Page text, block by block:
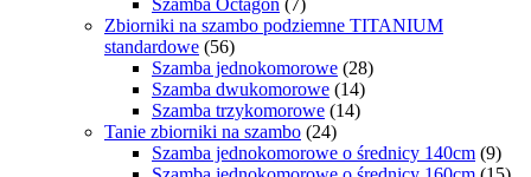
Zbiorniki na szambo podziemne TITANIUM
standardowe (56)
Szamba jednokomorowe (28)
Szamba dwukomorowe (14)
Szamba trzykomorowe (14)
Tanie zbiorniki na szambo (24)
Szamba jednokomorowe o średnicy 140cm (9)